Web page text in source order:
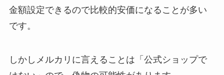
金額設定できるので比較的安価になることが多い
です。
しかしメルカリに言えることは「公式ショップで